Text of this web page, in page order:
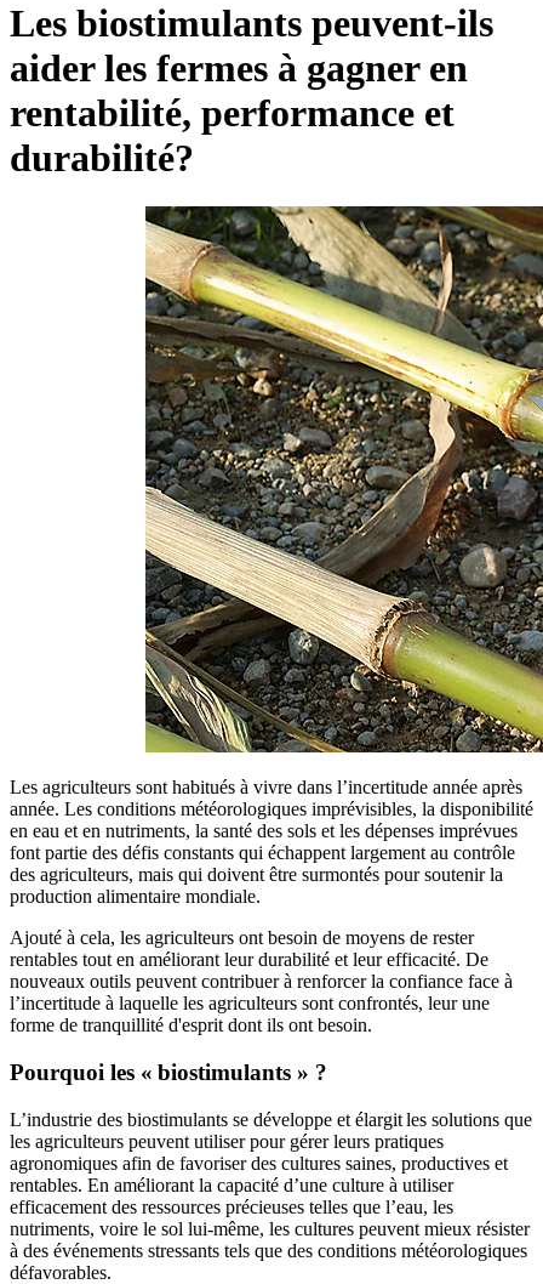
Les biostimulants peuvent-ils
aider les fermes à gagner en
rentabilité, performance et
durabilité?
Les agriculteurs sont habitués à vivre dans l’incertitude année après
année. Les conditions météorologiques imprévisibles, la disponibilité
en eau et en nutriments, la santé des sols et les dépenses imprévues
font partie des défis constants qui échappent largement au contrôle
des agriculteurs, mais qui doivent être surmontés pour soutenir la
production alimentaire mondiale.
Ajouté à cela, les agriculteurs ont besoin de moyens de rester
rentables tout en améliorant leur durabilité et leur efficacité. De
nouveaux outils peuvent contribuer à renforcer la confiance face à
l’incertitude à laquelle les agriculteurs sont confrontés, leur une
forme de tranquillité d'esprit dont ils ont besoin.
Pourquoi les « biostimulants » ?
L’industrie des biostimulants se développe et élargit les solutions que
les agriculteurs peuvent utiliser pour gérer leurs pratiques
agronomiques afin de favoriser des cultures saines, productives et
rentables. En améliorant la capacité d’une culture à utiliser
efficacement des ressources précieuses telles que l’eau, les
nutriments, voire le sol lui-même, les cultures peuvent mieux résister
à des événements stressants tels que des conditions météorologiques
défavorables.